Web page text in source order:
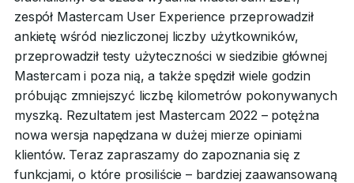
zespół Mastercam User Experience przeprowadził
ankietę wśród niezliczonej liczby użytkowników,
przeprowadził testy użyteczności w siedzibie głównej
Mastercam i poza nią, a także spędził wiele godzin
próbując zmniejszyć liczbę kilometrów pokonywanych
myszką. Rezultatem jest Mastercam 2022 – potężna
nowa wersja napędzana w dużej mierze opiniami
klientów. Teraz zapraszamy do zapoznania się z
funkcjami, o które prosiliście – bardziej zaawansowaną